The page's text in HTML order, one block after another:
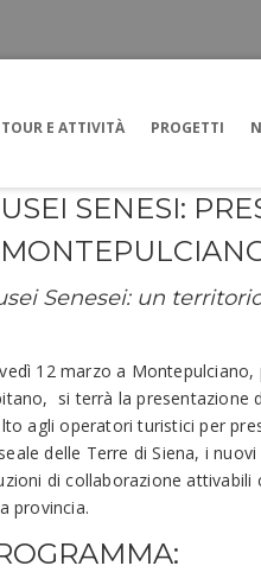
TOUR E ATTIVITÀ PROGETTI
SENESI:
Senesei: un
12 marzo a
si terrà la presentazione
agli operatori turistici per
delle Terre di Siena, i
di collaborazione
provincia.